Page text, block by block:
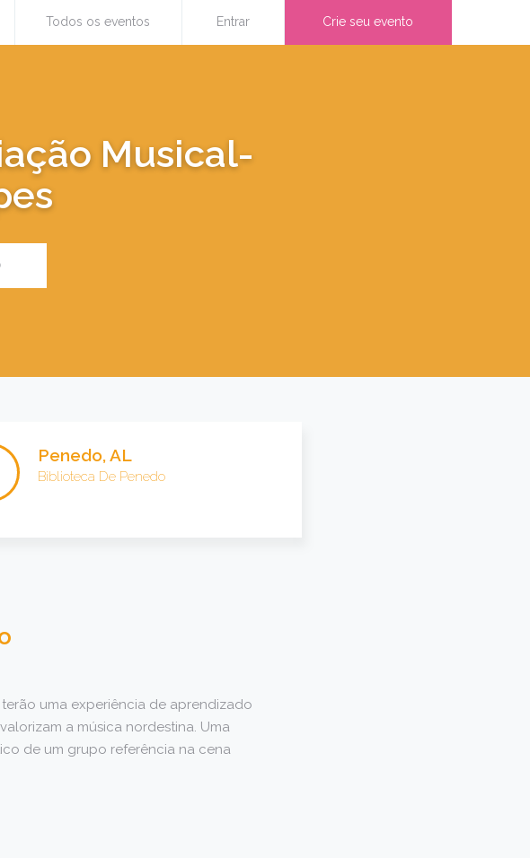
Todos os eventos Entrar Crie seu evento
Musical-
Penedo, AL
Biblioteca De Penedo
uma experiência de aprendizado
a música nordestina. Uma
de um grupo referência na cena